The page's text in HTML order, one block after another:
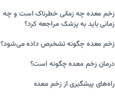
زخم معده چه زمانی خطرناک است و چه
زمانی باید به پزشک مراجعه کرد؟
زخم معده چگونه تشخیص داده می‌شود؟
درمان زخم معده چگونه است؟
راه‌های پیشگیری از زخم معده